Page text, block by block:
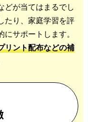
どが当てはまるでし
たり、家庭学習を評
サポートします。
リント配布などの補